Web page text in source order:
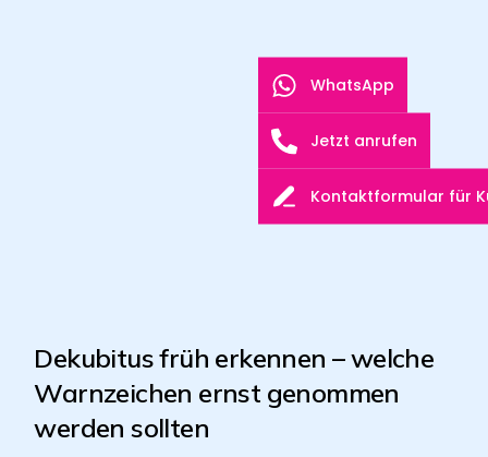
Dekubitus früh erkennen – welche
Warnzeichen ernst genommen
werden sollten
WhatsApp
Jetzt anrufen
Kontaktformular für